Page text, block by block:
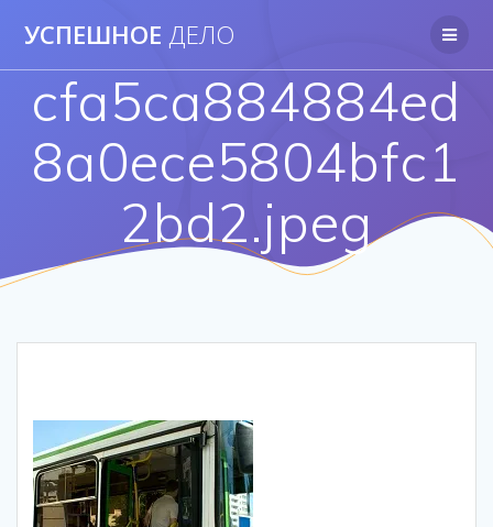
УСПЕШНОЕ ДЕЛО
cfa5ca884884ed
8a0ece5804bfc1
2bd2.jpeg